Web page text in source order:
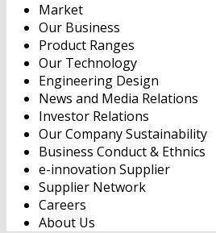
Market
Our Business
Product Ranges
Our Technology
Engineering Design
News and Media Relations
Investor Relations
Our Company Sustainability
Business Conduct & Ethnics
e-innovation Supplier
Supplier Network
Careers
About Us